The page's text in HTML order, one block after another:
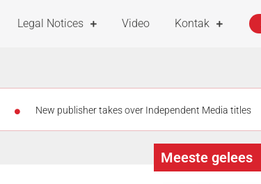
Legal Notices Video Kontak
New publisher takes over Independent Media titles
as die helfte van eNCA se personeel moontlik deur
Meeste gelees